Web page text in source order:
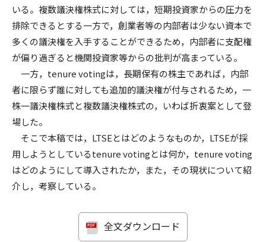
いる。複数議決権株式に対しては，短期投資家からの圧力を
排除できるとする一方で，創業者等の内部者は少ない資本で
多くの議決権を入手することができるため，内部者に支配権
が偏り過ぎると機関投資家等からの批判が高まっている。
一方，tenure votingは，長期保有の株主であれば，内部
者に限らず誰に対しても追加的議決権が付与されるため，一
株一議決権株式と複数議決権株式の，いわば折衷案として登
場した。
そこで本稿では，LTSEとはどのようなものか，LTSEが採
用しようとしているtenure votingとは何か，tenure voting
はどのようにして導入されたか，また，その現状について紹
介し，考察している。
全文ダウンロード